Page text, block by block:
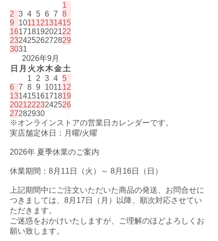
1
2 3 4 5 6 7 8
9
101112131415
16171819202122
23242526272829
3031
2026年9月
日 月 火 水木金土
1
2 3 4 5
6 7 8 9 101112
13141516171819
20212223242526
27282930
※オンラインストアの営業日カレンダーです。
実店舗定休日：月曜/火曜
2026年 夏季休業のご案内
休業期間：8月11日（火）～ 8月16日（日）
上記期間中にご注文いただいた商品の発送、お問合せに
つきましては、8月17日（月）以降、順次対応させてい
ただきます。
ご迷惑をおかけいたしますが、ご理解のほどよろしくお
願い致します。